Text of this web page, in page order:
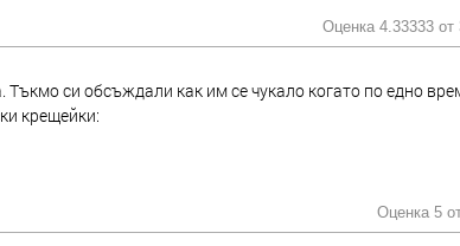
Оценка 4.33333 от
си обсъждали как им се чукало когато по едно
крещейки:
Оценка 5